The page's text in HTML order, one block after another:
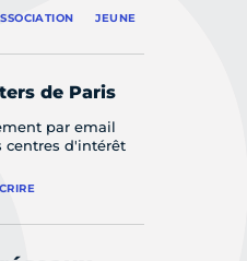
JEUNE
de Paris
par email
centres d'intérêt